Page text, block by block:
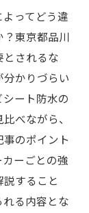
ってどう違
東京都品川
とされるな
かりづらい
ート防水の
べながら、
のポイント
ーごとの強
すること
る内容とな